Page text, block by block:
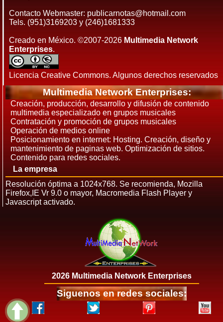
Contacto Webmaster: publicarnotas@hotmail.com
Tels. (951)3169203 y (246)1681333
Creado en México. ©2007-2026 Multimedia Network
Enterprises.
Licencia Creative Commons. Algunos derechos reservados
Multimedia Network Enterprises:
Creación, producción, desarrollo y difusión de contenido
multimedia especializado en grupos musicales
Contratación y promoción de grupos musicales
Operación de medios online
Posicionamiento en internet: Hosting. Creación, diseño y
mantenimiento de paginas web. Optimización de sitios.
Contenido para redes sociales.
La empresa
Resolución óptima a 1024x768. Se recomienda, Mozilla
Firefox,IE Vr 9.0 o mayor, Macromedia Flash Player y
Javascript activado.
2026 Multimedia Network Enterprises
Siguenos en redes sociales: